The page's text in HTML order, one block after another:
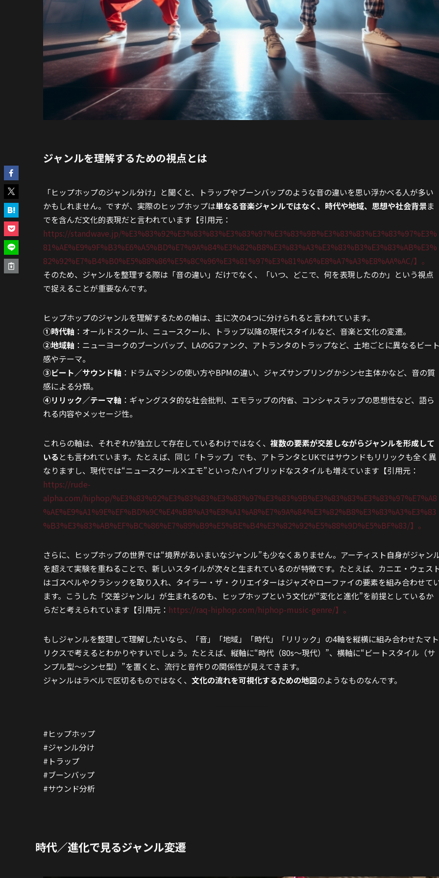
ジャンルを理解するための視点とは
「ヒップホップのジャンル分け」と聞くと、トラップやブーンバップのような音の違いを思い浮かべる人が多い
かもしれません。ですが、実際のヒップホップは単なる音楽ジャンルではなく、時代や地域、思想や社会背景ま
でを含んだ文化的表現だと言われています【引用元：
https://standwave.jp/%E3%83%92%E3%83%83%E3%83%97%E3%83%9B%E3%83%83%E3%83%97%E3%
81%AE%E9%9F%B3%E6%A5%BD%E7%9A%84%E3%82%B8%E3%83%A3%E3%83%B3%E3%83%AB%E3%
82%92%E7%B4%B0%E5%88%86%E5%8C%96%E3%81%97%E3%81%A6%E8%A7%A3%E8%AA%AC/】。
そのため、ジャンルを整理する際は「音の違い」だけでなく、「いつ、どこで、何を表現したのか」という視点
で捉えることが重要なんです。
ヒップホップのジャンルを理解するための軸は、主に次の4つに分けられると言われています。
①時代軸 ：オールドスクール、ニュースクール、トラップ以降の現代スタイルなど、音楽と文化の変遷。
②地域軸 ：ニューヨークのブーンバップ、LAのGファンク、アトランタのトラップなど、土地ごとに異なるビート
感やテーマ。
③ビート／サウンド軸 ：ドラムマシンの使い方やBPMの違い、ジャズサンプリングかシンセ主体かなど、音の質
感による分類。
④リリック／テーマ軸 ：ギャングスタ的な社会批判、エモラップの内省、コンシャスラップの思想性など、語ら
れる内容やメッセージ性。
これらの軸は、それぞれが独立して存在しているわけではなく、 複数の要素が交差しながらジャンルを形成して
いる とも言われています。たとえば、同じ「トラップ」でも、アトランタとUKではサウンドもリリックも全く異
なりますし、現代では“ニュースクール×エモ”といったハイブリッドなスタイルも増えています【引用元：
https://rude-
alpha.com/hiphop/%E3%83%92%E3%83%83%E3%83%97%E3%83%9B%E3%83%83%E3%83%97%E7%A8
%AE%E9%A1%9E%EF%BD%9C%E4%BB%A3%E8%A1%A8%E7%9A%84%E3%82%B8%E3%83%A3%E3%83
%B3%E3%83%AB%EF%BC%86%E7%89%B9%E5%BE%B4%E3%82%92%E5%88%9D%E5%BF%83/】。
さらに、ヒップホップの世界では“境界があいまいなジャンル”も少なくありません。アーティスト自身がジャン
を超えて実験を重ねることで、新しいスタイルが次々と生まれているのが特徴です。たとえば、カニエ・ウェス
はゴスペルやクラシックを取り入れ、タイラー・ザ・クリエイターはジャズやローファイの要素を組み合わせて
ます。こうした「交差ジャンル」が生まれるのも、ヒップホップという文化が“変化と進化”を前提としているか
らだと考えられています【引用元： https://raq-hiphop.com/hiphop-music-genre/】。
もしジャンルを整理して理解したいなら、「音」「地域」「時代」「リリック」の4軸を縦横に組み合わせたマト
リクスで考えるとわかりやすいでしょう。たとえば、縦軸に“時代（80s〜現代）”、横軸に“ビートスタイル（サ
ンプル型〜シンセ型）”を置くと、流行と音作りの関係性が見えてきます。
ジャンルはラベルで区切るものではなく、 文化の流れを可視化するための地図のようなものなんです。
#ヒップホップ
#ジャンル分け
#トラップ
#ブーンバップ
#サウンド分析
時代／進化で見るジャンル変遷